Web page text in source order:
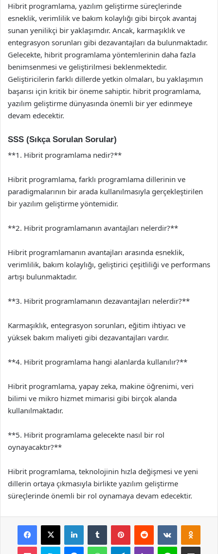
Hibrit programlama, yazılım geliştirme süreçlerinde
esneklik, verimlilik ve bakım kolaylığı gibi birçok avantaj
sunan yenilikçi bir yaklaşımdır. Ancak, karmaşıklık ve
entegrasyon sorunları gibi dezavantajları da bulunmaktadır.
Gelecekte, hibrit programlama yöntemlerinin daha fazla
benimsenmesi ve geliştirilmesi beklenmektedir.
Geliştiricilerin farklı dillerde yetkin olmaları, bu yaklaşımın
başarısı için kritik bir öneme sahiptir. hibrit programlama,
yazılım geliştirme dünyasında önemli bir yer edinmeye
devam edecektir.
SSS (Sıkça Sorulan Sorular)
**1. Hibrit programlama nedir?**
Hibrit programlama, farklı programlama dillerinin ve
paradigmalarının bir arada kullanılmasıyla gerçekleştirilen
bir yazılım geliştirme yöntemidir.
**2. Hibrit programlamanın avantajları nelerdir?**
Hibrit programlamanın avantajları arasında esneklik,
verimlilik, bakım kolaylığı, geliştirici çeşitliliği ve performans
artışı bulunmaktadır.
**3. Hibrit programlamanın dezavantajları nelerdir?**
Karmaşıklık, entegrasyon sorunları, eğitim ihtiyacı ve
yüksek bakım maliyeti gibi dezavantajları vardır.
**4. Hibrit programlama hangi alanlarda kullanılır?**
Hibrit programlama, yapay zeka, makine öğrenimi, veri
bilimi ve mikro hizmet mimarisi gibi birçok alanda
kullanılmaktadır.
**5. Hibrit programlama gelecekte nasıl bir rol
oynayacaktır?**
Hibrit programlama, teknolojinin hızla değişmesi ve yeni
dillerin ortaya çıkmasıyla birlikte yazılım geliştirme
süreçlerinde önemli bir rol oynamaya devam edecektir.
Facebook
X LinkedInTumblr PinterestReddit VKontakte
Pocket Skype MessengerWhatsAppTelegramViber Line E-Posta ile